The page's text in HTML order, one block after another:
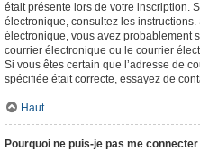
était présente lors de votre inscription.
électronique, consultez les
électronique, vous avez probablement
courrier électronique ou le courrier
Si vous êtes certain que l’adresse de
spécifiée était correcte, essayez de
Haut
Pourquoi ne puis-je pas me connecter